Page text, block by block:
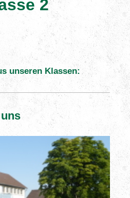
2
unseren Klassen: